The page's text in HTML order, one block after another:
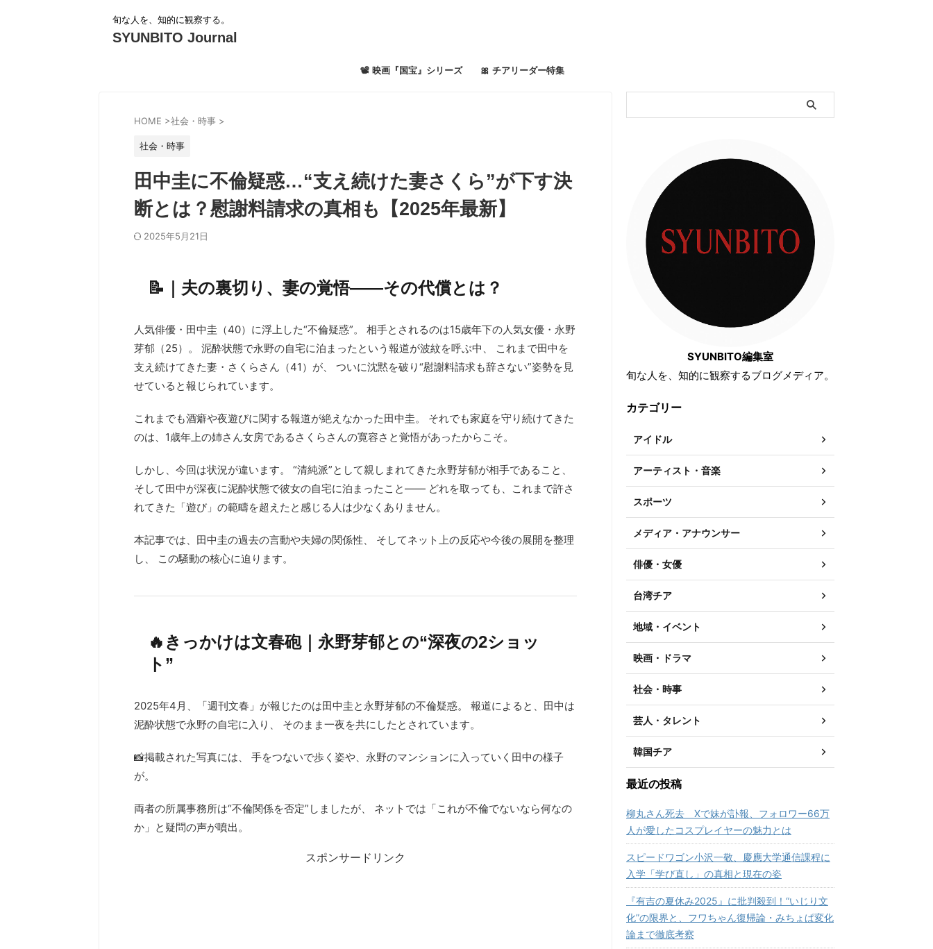
旬な人を、知的に観察する。
SYUNBITO Journal
📽 映画『国宝』シリーズ 🎀 チアリーダー特集
HOME >社会・時事 >
社会・時事
田中圭に不倫疑惑…“支え続けた妻さくら”が下す決
断とは？慰謝料請求の真相も【2025年最新】
2025年5月21日
📝｜夫の裏切り、妻の覚悟――その代償とは？
人気俳優・田中圭（40）に浮上した“不倫疑惑”。 相手とされるのは15歳年下の人気女優・永野
芽郁（25）。 泥酔状態で永野の自宅に泊まったという報道が波紋を呼ぶ中、 これまで田中を
支え続けてきた妻・さくらさん（41）が、 ついに沈黙を破り“慰謝料請求も辞さない”姿勢を見
せていると報じられています。
これまでも酒癖や夜遊びに関する報道が絶えなかった田中圭。 それでも家庭を守り続けてきた
のは、1歳年上の姉さん女房であるさくらさんの寛容さと覚悟があったからこそ。
しかし、今回は状況が違います。 “清純派”として親しまれてきた永野芽郁が相手であること、
そして田中が深夜に泥酔状態で彼女の自宅に泊まったこと―― どれを取っても、これまで許さ
れてきた「遊び」の範疇を超えたと感じる人は少なくありません。
本記事では、田中圭の過去の言動や夫婦の関係性、 そしてネット上の反応や今後の展開を整理
し、 この騒動の核心に迫ります。
🔥きっかけは文春砲｜永野芽郁との“深夜の2ショッ
ト”
2025年4月、「週刊文春」が報じたのは田中圭と永野芽郁の不倫疑惑。 報道によると、田中は
泥酔状態で永野の自宅に入り、 そのまま一夜を共にしたとされています。
📸掲載された写真には、 手をつないで歩く姿や、永野のマンションに入っていく田中の様子
が。
両者の所属事務所は“不倫関係を否定”しましたが、 ネットでは「これが不倫でないなら何なの
か」と疑問の声が噴出。
スポンサードリンク
SYUNBITO編集室
旬な人を、知的に観察するブログメディア。
カテゴリー
アイドル
アーティスト・音楽
スポーツ
メディア・アナウンサー
俳優・女優
台湾チア
地域・イベント
映画・ドラマ
社会・時事
芸人・タレント
韓国チア
最近の投稿
柳丸さん死去 Xで妹が訃報、フォロワー66万
人が愛したコスプレイヤーの魅力とは
スピードワゴン小沢一敬、慶應大学通信課程に
入学「学び直し」の真相と現在の姿
『有吉の夏休み2025』に批判殺到！“いじり文
化”の限界と、フワちゃん復帰論・みちょぱ変化
論まで徹底考察